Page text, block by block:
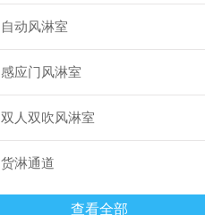
自动风淋室
感应门风淋室
双人双吹风淋室
货淋通道
查看全部